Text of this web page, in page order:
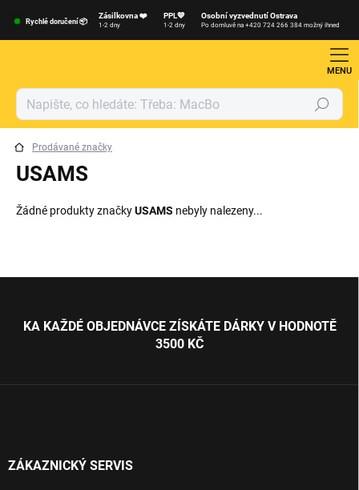
Rychlé doručení 📦
Zásilkovna ❤️ PPL💙 Osobní vyzvednutí Ostrava
1-2 dny 1-2 dny Po domluvě na +420 724 266 384 možný ihned
Hledat
Prodávané značky
USAMS
Žádné produkty značkyUSAMS nebyly nalezeny...
KA KAŽDÉ OBJEDNÁVCE ZÍSKÁTE DÁRKY V HODNOTĚ
3500 KČ
ZÁKAZNICKÝ SERVIS